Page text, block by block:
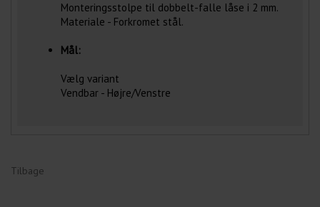
Monteringsstolpe til dobbelt-falle låse i 2 mm.
Materiale - Forkromet stål.
Mål:
Vælg variant
Vendbar - Højre/Venstre
Tilbage